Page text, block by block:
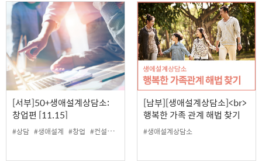
[서부]50+생애설계상담소:
창업편 [11.15]
#상담 #생애설계 #창업 #컨설턴트
[남부][생애설계상담소]<br>
행복한 가족 관계 해법 찾기
#생애설계상담소